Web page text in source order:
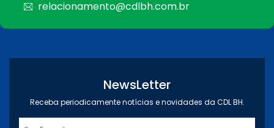
relacionamento@cdlbh.com.br
NewsLetter
Receba periodicamente notícias e novidades da CDL BH.